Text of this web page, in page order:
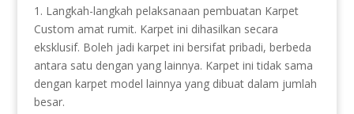
1. Langkah-langkah pelaksanaan pembuatan Karpet
Custom amat rumit. Karpet ini dihasilkan secara
eksklusif. Boleh jadi karpet ini bersifat pribadi, berbeda
antara satu dengan yang lainnya. Karpet ini tidak sama
dengan karpet model lainnya yang dibuat dalam jumlah
besar.